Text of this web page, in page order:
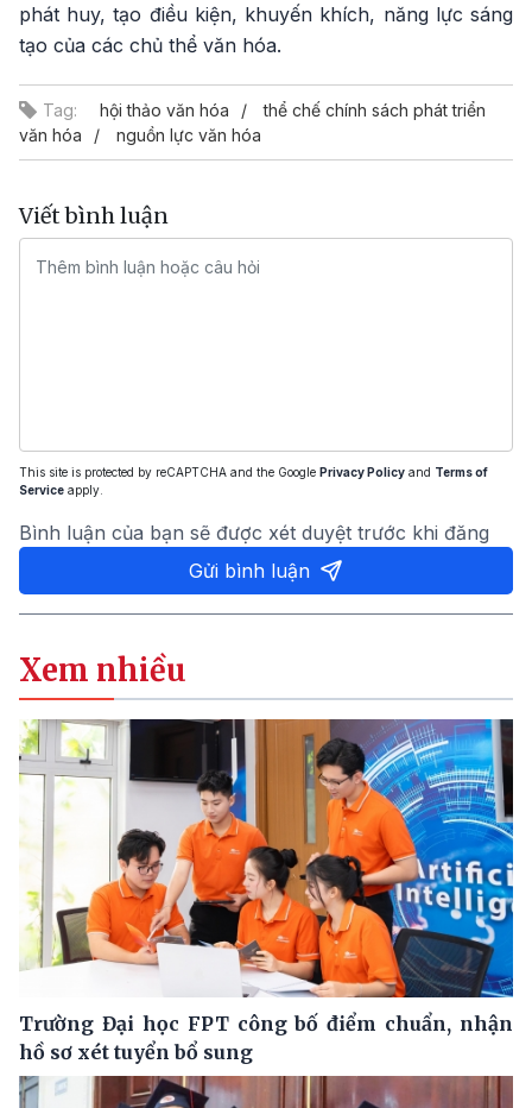
phát huy, tạo điều kiện, khuyến khích, năng lực sáng
tạo của các chủ thể văn hóa.
Tag: hội thảo văn hóa
thể chế chính sách phát triển
văn hóa
nguồn lực văn hóa
Viết bình luận
This site is protected by reCAPTCHA and the Google Privacy Policy and Terms of
Service apply.
Bình luận của bạn sẽ được xét duyệt trước khi đăng
Gửi bình luận
Xem nhiều
Trường Đại học FPT công bố điểm chuẩn, nhận
hồ sơ xét tuyển bổ sung